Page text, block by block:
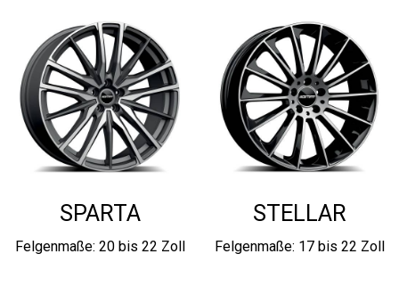
SPARTA
Felgenmaße: 20 bis 22 Zoll
STELLAR
Felgenmaße: 17 bis 22 Zoll